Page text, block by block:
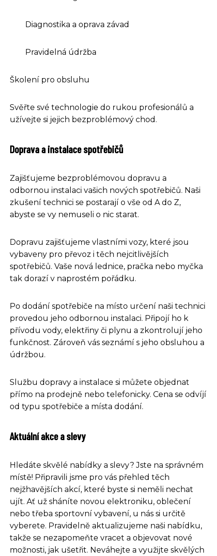
Diagnostika a oprava závad
Pravidelná údržba
Školení pro obsluhu
Svěřte své technologie do rukou profesionálů a
užívejte si jejich bezproblémový chod.
Doprava a instalace spotřebičů
Zajišťujeme bezproblémovou dopravu a
odbornou instalaci vašich nových spotřebičů. Naši
zkušení technici se postarají o vše od A do Z,
abyste se vy nemuseli o nic starat.
Dopravu zajišťujeme vlastními vozy, které jsou
vybaveny pro převoz i těch nejcitlivějších
spotřebičů. Vaše nová lednice, pračka nebo myčka
tak dorazí v naprostém pořádku.
Po dodání spotřebiče na místo určení naši technici
provedou jeho odbornou instalaci. Připojí ho k
přívodu vody, elektřiny či plynu a zkontrolují jeho
funkčnost. Zároveň vás seznámí s jeho obsluhou a
údržbou.
Službu dopravy a instalace si můžete objednat
přímo na prodejně nebo telefonicky. Cena se odvíjí
od typu spotřebiče a místa dodání.
Aktuální akce a slevy
Hledáte skvělé nabídky a slevy? Jste na správném
místě! Připravili jsme pro vás přehled těch
nejžhavějších akcí, které byste si neměli nechat
ujít. Ať už sháníte novou elektroniku, oblečení
nebo třeba sportovní vybavení, u nás si určitě
vyberete. Pravidelně aktualizujeme naši nabídku,
takže se nezapomeňte vracet a objevovat nové
možnosti, jak ušetřit. Neváhejte a využijte skvělých